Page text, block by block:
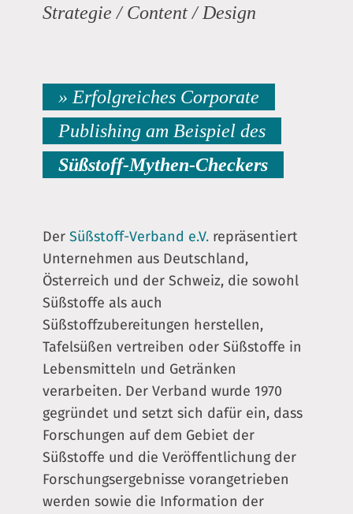
Strategie / Content / Design
» Erfolgreiches Corporate
Publishing am Beispiel des
Süßstoff-Mythen-Checkers
DerSüßstoff-Verband e.V. repräsentiert
Unternehmen aus Deutschland,
Österreich und der Schweiz, die sowohl
Süßstoffe als auch
Süßstoffzubereitungen herstellen,
Tafelsüßen vertreiben oder Süßstoffe in
Lebensmitteln und Getränken
verarbeiten. Der Verband wurde 1970
gegründet und setzt sich dafür ein, dass
Forschungen auf dem Gebiet der
Süßstoffe und die Veröffentlichung der
Forschungsergebnisse vorangetrieben
werden sowie die Information der